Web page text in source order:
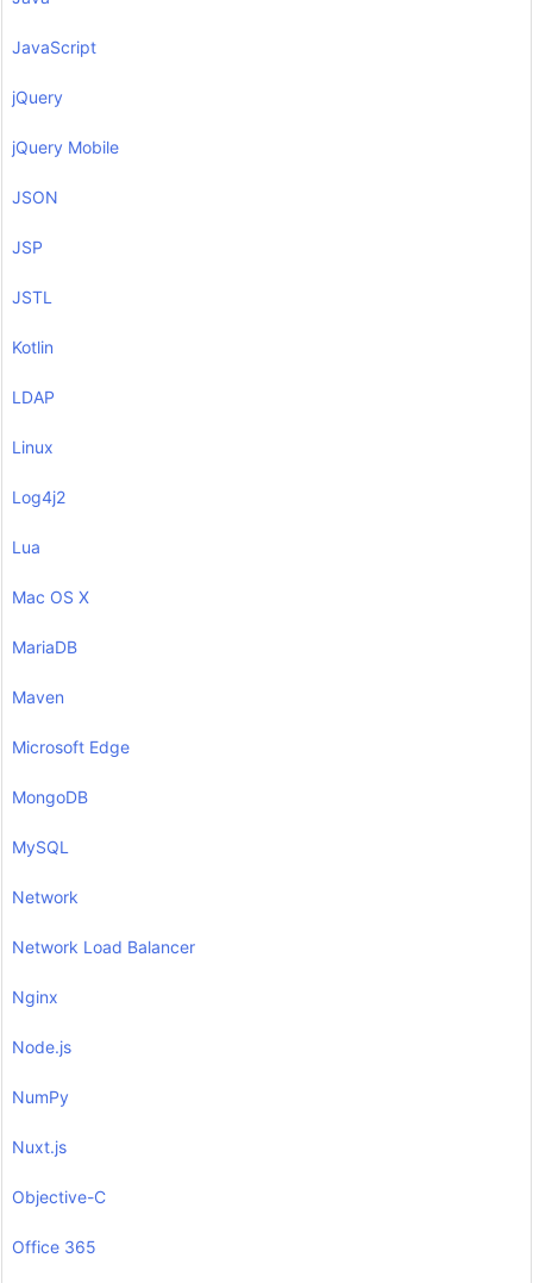
JavaScript
jQuery
jQuery Mobile
JSON
JSP
JSTL
Kotlin
LDAP
Linux
Log4j2
Lua
Mac OS X
MariaDB
Maven
Microsoft Edge
MongoDB
MySQL
Network
Network Load Balancer
Nginx
Node.js
NumPy
Nuxt.js
Objective-C
Office 365